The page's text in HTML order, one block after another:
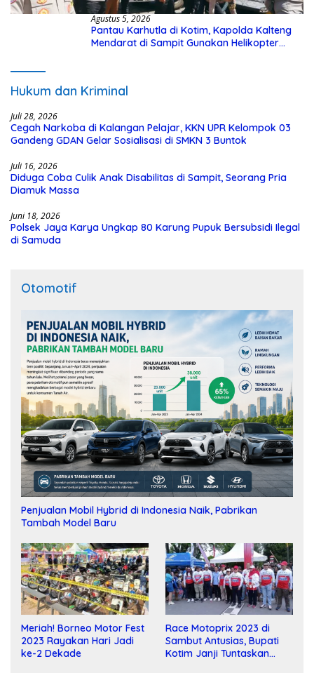
Agustus 5, 2026
Pantau Karhutla di Kotim, Kapolda Kalteng
Mendarat di Sampit Gunakan Helikopter
Hukum dan Kriminal
Juli 28, 2026
Cegah Narkoba di Kalangan Pelajar, KKN UPR Kelompok 03
Gandeng GDAN Gelar Sosialisasi di SMKN 3 Buntok
Juli 16, 2026
Diduga Coba Culik Anak Disabilitas di Sampit, Seorang Pria
Diamuk Massa
Juni 18, 2026
Polsek Jaya Karya Ungkap 80 Karung Pupuk Bersubsidi Ilegal
di Samuda
Otomotif
Penjualan Mobil Hybrid di Indonesia Naik, Pabrikan
Tambah Model Baru
Meriah! Borneo Motor Fest
2023 Rayakan Hari Jadi
ke-2 Dekade
Race Motoprix 2023 di
Sambut Antusias, Bupati
Kotim Janji Tuntaskan